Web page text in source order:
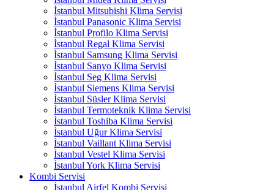
İstanbul Mitsubishi Klima Servisi
İstanbul Panasonic Klima Servisi
İstanbul Profilo Klima Servisi
İstanbul Regal Klima Servisi
İstanbul Samsung Klima Servisi
İstanbul Sanyo Klima Servisi
İstanbul Seg Klima Servisi
İstanbul Siemens Klima Servisi
İstanbul Süsler Klima Servisi
İstanbul Termoteknik Klima Servisi
İstanbul Toshiba Klima Servisi
İstanbul Uğur Klima Servisi
İstanbul Vaillant Klima Servisi
İstanbul Vestel Klima Servisi
İstanbul York Klima Servisi
Kombi Servisi
İstanbul Airfel Kombi Servisi